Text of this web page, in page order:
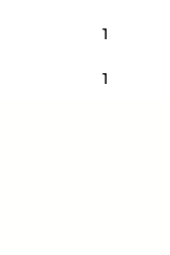
1
1